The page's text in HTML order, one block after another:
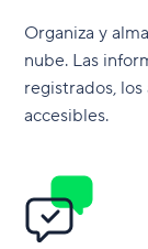
Organiza y
nube. Las
registrados, los
accesibles.